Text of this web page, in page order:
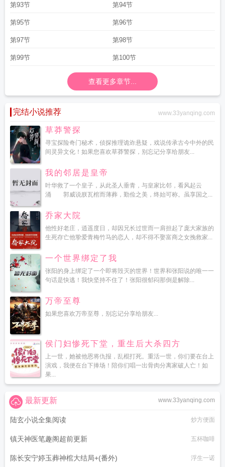
第93节 第94节
第95节 第96节
第97节 第98节
第99节 第100节
查看更多章节...
完结小说推荐 www.33yanqing.com
草莽警探
寻宝探险奇门秘术，侦探推理诡诈悬疑，戏说传承古今中外的民
间灵异文化！如果您喜欢草莽警探，别忘记分享给朋友...
我的邻居是皇帝
叶华救了一个皇子，从此圣人垂青，与皇家比邻，看风起云
涌 郭威说朕瓦棺而薄葬，勤俭之美，终始可称。虽享国之...
乔家大院
他性好老庄，逍遥度日，却因兄长过世而一肩担起了庞大家族的
生死存亡他挚爱青梅竹马的恋人，却不得不娶富商之女挽救家...
一个世界绑定了我
张阳的身上绑定了一个即将毁灭的世界！世界和张阳说的唯一一
句话是快逃！我快坚持不住了！张阳很郁闷那倒是解除...
万帝至尊
如果您喜欢万帝至尊，别忘记分享给朋友...
侯门妇惨死下堂，重生后大杀四方
上一世，她被他恩将仇报，乱棍打死。重活一世，你们要在台上
演戏，我便在台下捧场！陪你们唱一出骨肉分离家破人亡！如
果...
www.33yanqing.com
最新更新
陆玄小说全集阅读 炒方便面
镇天神医笔趣阁超前更新 五杯咖啡
陈长安宁婷玉葬神棺大结局+(番外) 浮生一诺